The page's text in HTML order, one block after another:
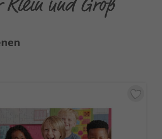
Klein und Groß